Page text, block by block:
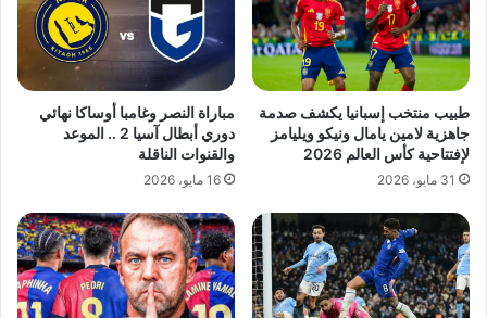
طبيب منتخب إسبانيا يكشف صدمة
جاهزية لامين يامال ونيكو ويليامز
لإفتتاحية كأس العالم 2026
31 مايو، 2026
مباراة النصر وغامبا أوساكا نهائي
دوري أبطال آسيا 2 .. الموعد
والقنوات الناقلة
16 مايو، 2026